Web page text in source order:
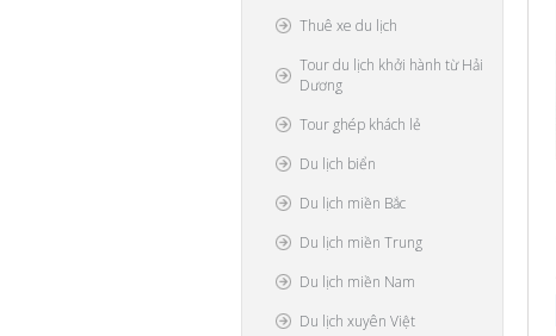
Thuê xe du lịch
Tour du lịch khởi hành từ Hải
Dương
Tour ghép khách lẻ
Du lịch biển
Du lịch miền Bắc
Du lịch miền Trung
Du lịch miền Nam
Du lịch xuyên Việt